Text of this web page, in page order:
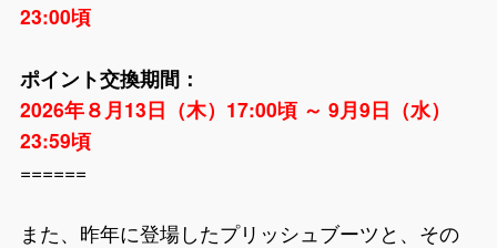
23:00頃
ポイント交換期間：
2026年８月13日（木）17:00頃 ～ 9月9日（水）
23:59頃
======
また、昨年に登場したプリッシュブーツと、その